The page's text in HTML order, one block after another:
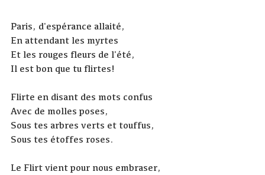
Paris, d'espérance allaité,
En attendant les myrtes
Et les rouges fleurs de l'été,
Il est bon que tu flirtes!
Flirte en disant des mots confus
Avec de molles poses,
Sous tes arbres verts et touffus,
Sous tes étoffes roses.
Le Flirt vient pour nous embraser,